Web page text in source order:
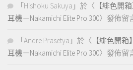
「 Hishoku Sakuya 」於〈 【緋色開
耳機－Nakamichi Elite Pro 300〉發佈留
「 Andre Prasetya 」於〈 【緋色開
耳機－Nakamichi Elite Pro 300〉發佈留